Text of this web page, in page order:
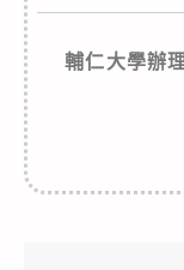
輔仁大學辦